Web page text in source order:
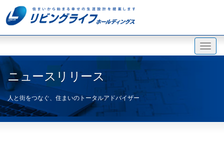
ニュースリリース
人と街をつなぐ、住まいのトータルアドバイザー